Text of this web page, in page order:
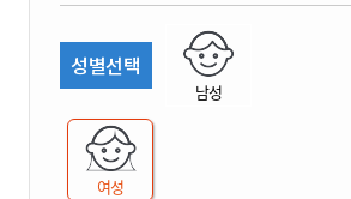
성별선택
남성
여성